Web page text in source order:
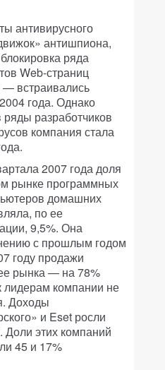
антивирусного
антишпиона,
ряда
Web-страниц
встраивались
года. Однако
разработчиков
компания стала
2007 года доля
рынке программных
домашних
по ее
9,5%. Она
с прошлым годом
году продажи
рынка — на 78%
лидерам компании не
Доходы
и Eset росли
этих компаний
45 и 17%